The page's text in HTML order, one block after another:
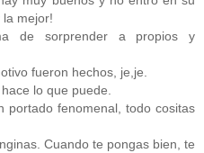
mejor!
de sorprender a propios y
fueron hechos, je,je.
lo que puede.
portado fenomenal, todo cositas
Cuando te pongas bien, te